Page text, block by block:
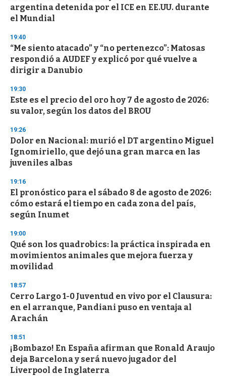
o
f
3
s
e
o
n
s
argentina detenida por el ICE en EE.UU. durante
el Mundial
19:40
“Me siento atacado” y “no pertenezco”: Matosas
respondió a AUDEF y explicó por qué vuelve a
dirigir a Danubio
19:30
Este es el precio del oro hoy 7 de agosto de 2026:
su valor, según los datos del BROU
19:26
Dolor en Nacional: murió el DT argentino Miguel
Ignomiriello, que dejó una gran marca en las
juveniles albas
19:16
El pronóstico para el sábado 8 de agosto de 2026:
cómo estará el tiempo en cada zona del país,
según Inumet
19:00
Qué son los quadrobics: la práctica inspirada en
movimientos animales que mejora fuerza y
movilidad
18:57
Cerro Largo 1-0 Juventud en vivo por el Clausura:
en el arranque, Pandiani puso en ventaja al
Arachán
18:51
¡Bombazo! En España afirman que Ronald Araujo
deja Barcelona y será nuevo jugador del
Liverpool de Inglaterra